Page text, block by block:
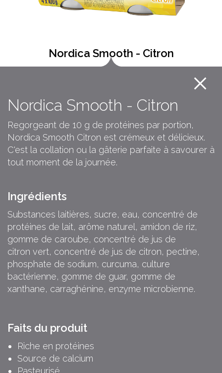
Nordica Smooth - Citron
Nordica Smooth - Citron
Regorgeant de 10 g de protéines par portion,
Nordica Smooth Citron est crémeux et délicieux.
C'est la collation ou la gâterie parfaite à savourer à
tout moment de la journée.
Ingrédients
Substances laitières, sucre, eau, concentré de
protéines de lait, arôme naturel, amidon de riz,
gomme de caroube, concentré de jus de
citron vert, concentré de jus de citron, pectine,
phosphate de sodium, curcuma, culture
bactérienne, gomme de guar, gomme de
xanthane, carraghénine, enzyme microbienne.
Faits du produit
Riche en protéines
Source de calcium
Pasteurisé